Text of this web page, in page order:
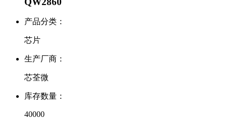
产品分类：
芯片
生产厂商：
芯荃微
库存数量：
40000